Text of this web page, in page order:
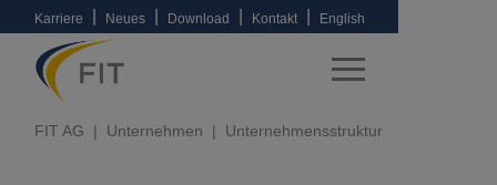
Karriere Neues Download Kontakt English
FIT AG Unternehmen Unternehmensstruktur